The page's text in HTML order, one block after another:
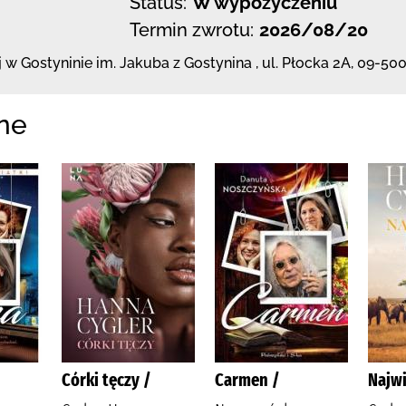
Termin zwrotu: 2026/08/20
w Gostyninie im. Jakuba z Gostynina , ul. Płocka 2A, 09-
Córki tęczy /
Carmen /